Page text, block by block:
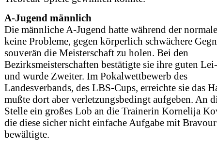
A-Jugend männlich
Die männliche A-Jugend hatte während der
keine Probleme, gegen körperlich schwächere
souverän die Meisterschaft zu holen. Bei den
Bezirksmeisterschaften bestätigte sie ihre guten
und wurde Zweiter. Im Pokalwettbewerb des
Landesverbands, des LBS-Cups, erreichte sie das
mußte dort aber verletzungsbedingt aufgeben. An
Stelle ein großes Lob an die Trainerin Kornelija
die diese sicher nicht einfache Aufgabe mit Bravour
bewältigte.